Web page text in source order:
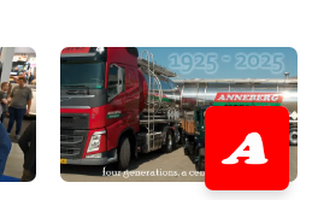
Transport 2025 -
messen tjener nemlig
som et afgørende
bindeled mellem
branchen og politikerne.